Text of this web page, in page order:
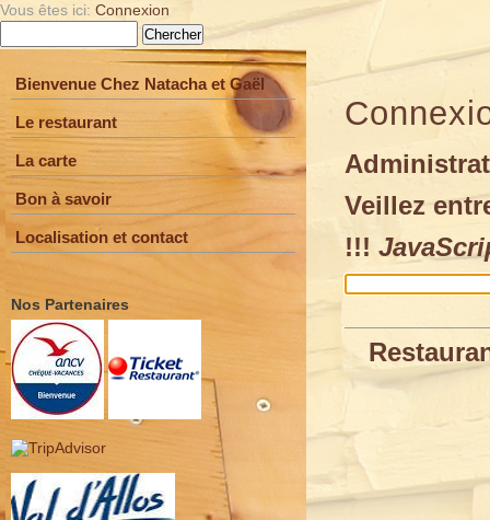
Vous êtes ici: Connexion
Bienvenue Chez Natacha et Gaël
Le restaurant
La carte
Bon à savoir
Localisation et contact
Nos Partenaires
Veillez
!!!